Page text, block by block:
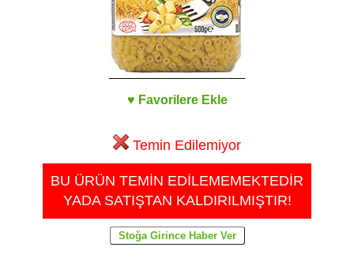
♥ Favorilere Ekle
Temin Edilemiyor
BU ÜRÜN TEMİN EDİLEMEMEKTEDİR
YADA SATIŞTAN KALDIRILMIŞTIR!